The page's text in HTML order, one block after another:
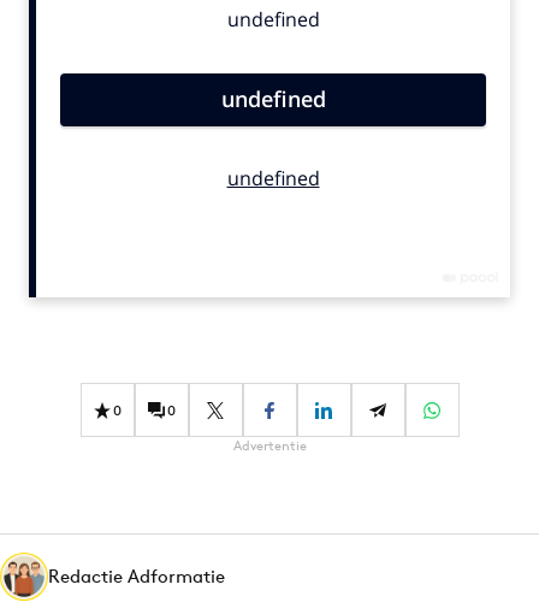
Contentmarketing
Effectiviteit
Gedragsverandering
Martech
Media
Merkstrategie
0 0
Advertentie
Redactie Adformatie